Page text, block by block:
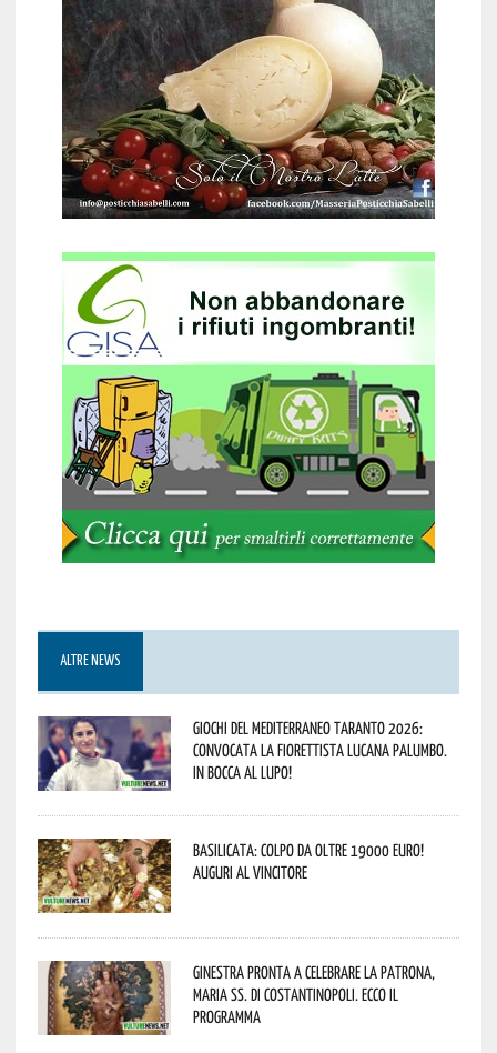
ALTRE NEWS
Giochi del Mediterraneo Taranto 2026:
convocata la fiorettista lucana Palumbo.
In bocca al lupo!
Basilicata: colpo da oltre 19000 Euro!
Auguri al vincitore
Ginestra pronta a celebrare la Patrona,
Maria SS. di Costantinopoli. Ecco il
programma